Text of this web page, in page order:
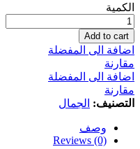
غارنييه
كولور
ناتشورالز
2.0
لون
أسود
مضيء
كمية
الكمية
Add to cart
اضافة الى المفضلة
مقارنة
اضافة الى المفضلة
مقارنة
التصنيف: الجمال
وصف
Reviews (0)